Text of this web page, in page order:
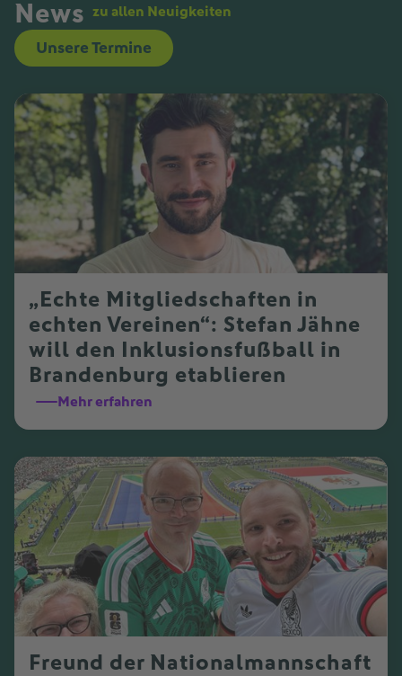
News zu allen Neuigkeiten
Unsere Termine
„Echte Mitgliedschaften in
echten Vereinen“: Stefan Jähne
will den Inklusionsfußball in
Brandenburg etablieren
Mehr erfahren
Freund der Nationalmannschaft